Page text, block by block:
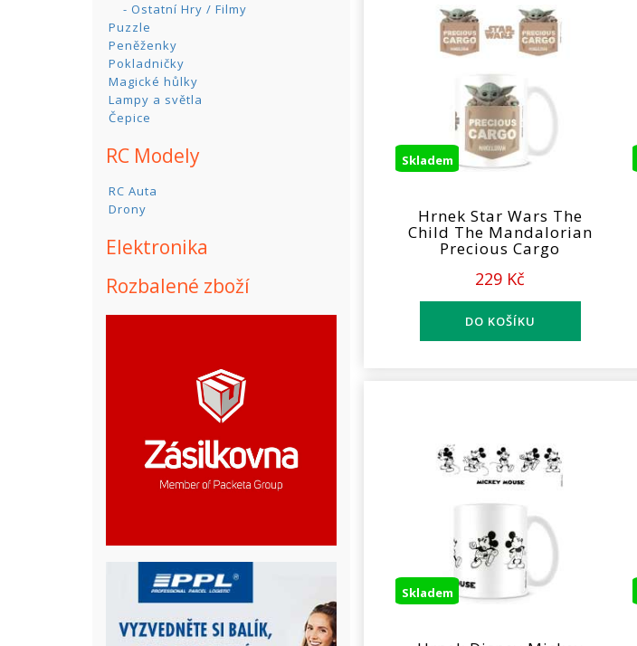
- Ostatní Hry / Filmy
Puzzle
Peněženky
Pokladničky
Magické hůlky
Lampy a světla
Čepice
RC Modely
RC Auta
Drony
Elektronika
Rozbalené zboží
Skladem
Hrnek Star Wars The
Child The Mandalorian
Precious Cargo
229 Kč
Skladem